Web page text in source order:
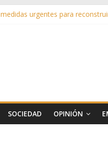
urgentes para
SOCIEDAD OPINIÓN